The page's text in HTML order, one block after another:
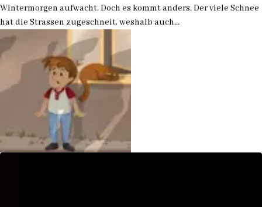
Wintermorgen aufwacht. Doch es kommt anders. Der viele Schnee
hat die Strassen zugeschneit, weshalb auch…